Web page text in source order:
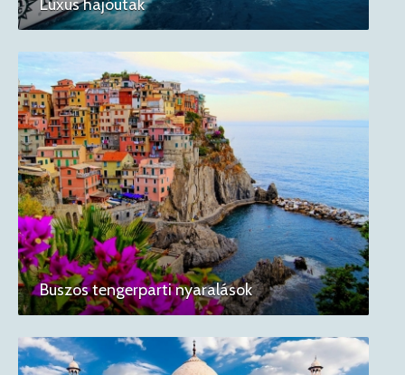
Luxus hajóutak
Buszos tengerparti nyaralások